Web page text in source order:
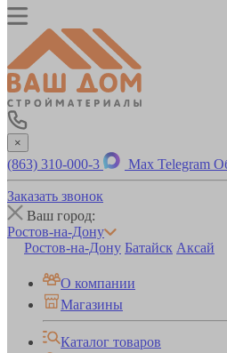
×
(863) 310-000-3 Max Telegram
Заказать звонок
Ваш город:
Ростов-на-Дону
Ростов-на-Дону Батайск Аксай
О компании
Магазины
Каталог товаров